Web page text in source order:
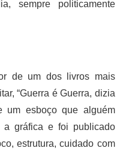
sempre politicamente
de um dos livros mais
“Guerra é Guerra, dizia
um esboço que alguém
a gráfica e foi publicado
estrutura, cuidado com